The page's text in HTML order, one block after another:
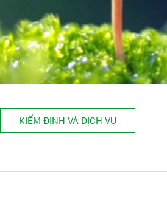
KIỂM ĐỊNH VÀ DỊCH VỤ